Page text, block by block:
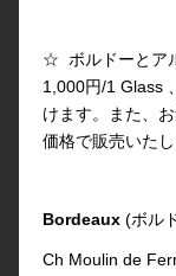
☆ ボルドーとア
1,000円/1 Glass
けます。また、
価格で販売いたし
Bordeaux (ボル
Ch Moulin de